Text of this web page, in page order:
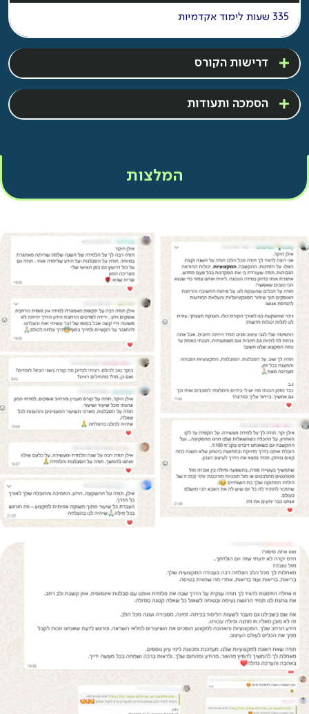
335 שעות לימוד אקדמיות
דרישות הקורס
הסמכה ותעודות
המלצות